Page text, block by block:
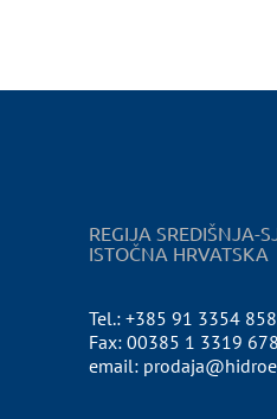
REGIJA SREDIŠNJA-
ISTOČNA HRVATSKA
Tel.: +385 91 3354
Fax: 00385 1 3319 678
email: